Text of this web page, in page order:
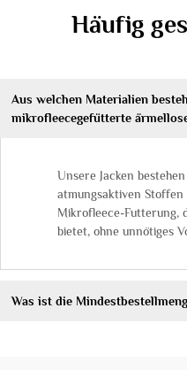
Häufig
Aus welchen Materialien
mikrofleecegefütterte
Unsere Jacken
atmungsaktiven
Mikrofleece-Futterung,
bietet, ohne unnötiges
Was ist die